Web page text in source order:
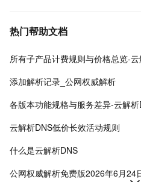
热门帮助文档
所有子产品计费规则与价格总览-
添加解析记录_公网权威解析
各版本功能规格与服务差异-云解
云解析DNS低价长效活动规则
什么是云解析DNS
公网权威解析免费版2026年6月24